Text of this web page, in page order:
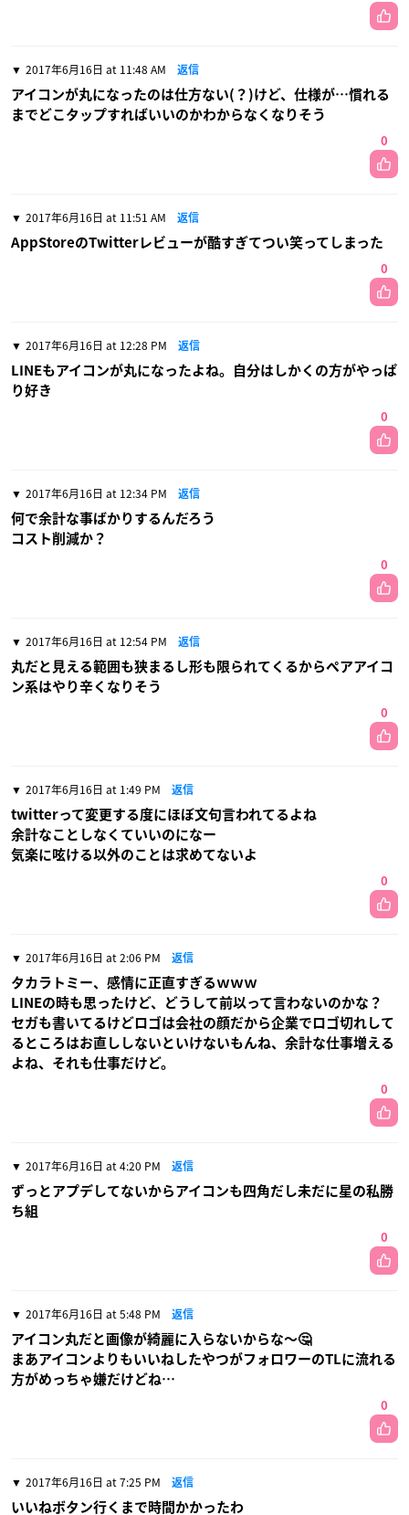
2017年6月16日 at 11:48 AM 返信
アイコンが丸になったのは仕方ない(？)けど、仕様が…慣れる
までどこタップすればいいのかわからなくなりそう
0
2017年6月16日 at 11:51 AM 返信
AppStoreのTwitterレビューが酷すぎてつい笑ってしまった
0
2017年6月16日 at 12:28 PM 返信
LINEもアイコンが丸になったよね。自分はしかくの方がやっぱ
り好き
0
2017年6月16日 at 12:34 PM 返信
何で余計な事ばかりするんだろう
コスト削減か？
0
2017年6月16日 at 12:54 PM 返信
丸だと見える範囲も狭まるし形も限られてくるからペアアイコ
ン系はやり辛くなりそう
0
2017年6月16日 at 1:49 PM 返信
twitterって変更する度にほぼ文句言われてるよね
余計なことしなくていいのになー
気楽に呟ける以外のことは求めてないよ
0
2017年6月16日 at 2:06 PM 返信
タカラトミー、感情に正直すぎるｗｗｗ
LINEの時も思ったけど、どうして前以って言わないのかな？
セガも書いてるけどロゴは会社の顔だから企業でロゴ切れして
るところはお直ししないといけないもんね、余計な仕事増える
よね、それも仕事だけど。
0
2017年6月16日 at 4:20 PM 返信
ずっとアプデしてないからアイコンも四角だし未だに星の私勝
ち組
0
2017年6月16日 at 5:48 PM 返信
アイコン丸だと画像が綺麗に入らないからな〜🤔
まあアイコンよりもいいねしたやつがフォロワーのTLに流れる
方がめっちゃ嫌だけどね…
0
2017年6月16日 at 7:25 PM 返信
いいねボタン行くまで時間かかったわ